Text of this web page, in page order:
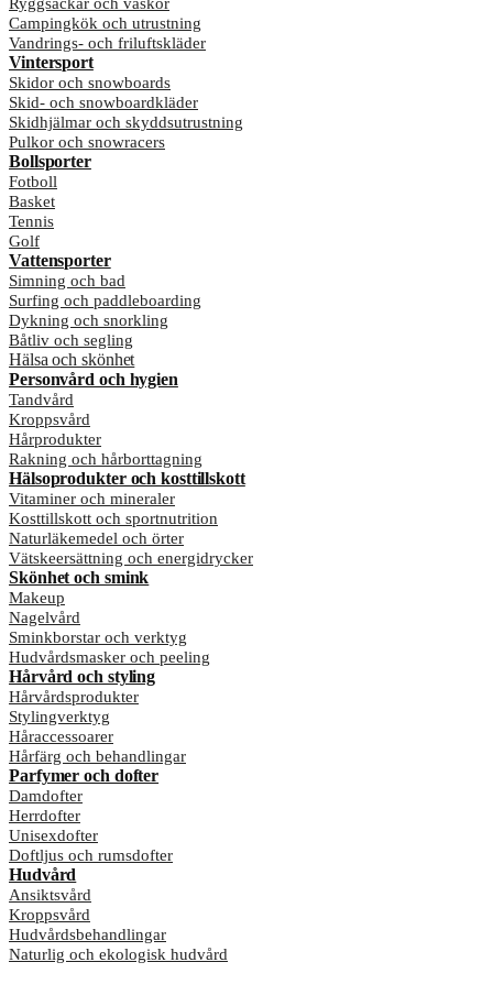
Campingkök och utrustning
Vandrings- och friluftskläder
Vintersport
Skidor och snowboards
Skid- och snowboardkläder
Skidhjälmar och skyddsutrustning
Pulkor och snowracers
Bollsporter
Fotboll
Basket
Tennis
Golf
Vattensporter
Simning och bad
Surfing och paddleboarding
Dykning och snorkling
Båtliv och segling
Hälsa och skönhet
Personvård och hygien
Tandvård
Kroppsvård
Hårprodukter
Rakning och hårborttagning
Hälsoprodukter och kosttillskott
Vitaminer och mineraler
Kosttillskott och sportnutrition
Naturläkemedel och örter
Vätskeersättning och energidrycker
Skönhet och smink
Makeup
Nagelvård
Sminkborstar och verktyg
Hudvårdsmasker och peeling
Hårvård och styling
Hårvårdsprodukter
Stylingverktyg
Håraccessoarer
Hårfärg och behandlingar
Parfymer och dofter
Damdofter
Herrdofter
Unisexdofter
Doftljus och rumsdofter
Hudvård
Ansiktsvård
Kroppsvård
Hudvårdsbehandlingar
Naturlig och ekologisk hudvård